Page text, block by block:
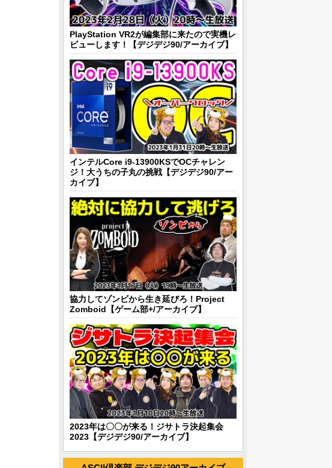
PlayStation VR2が編集部に来たので実機レ
ビューします！【デジデジ90/アーカイブ】
インテルCore i9-13900KSでOCチャレン
ジ！大うちの子丸の挑戦【デジデジ90/アー
カイブ】
協力してゾンビから生き延びろ！Project
Zomboid【ゲーム部+/アーカイブ】
2023年は〇〇が来る！ジサトラ決起集会
2023【デジデジ90/アーカイブ】